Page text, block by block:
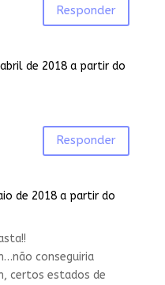
Responder
de 2018 a partir do
Responder
de 2018 a partir do
conseguiria
certos estados de